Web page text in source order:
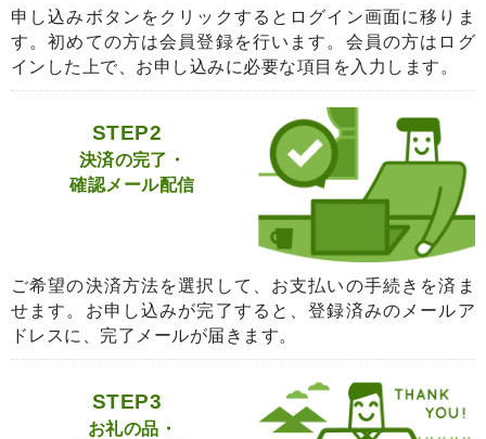
申し込みボタンをクリックするとログイン画面に移りま
す。初めての方は会員登録を行います。会員の方はログ
インした上で、お申し込みに必要な項目を入力します。
STEP2
決済の完了・
確認メール配信
ご希望の決済方法を選択して、お支払いの手続きを済ま
せます。お申し込みが完了すると、登録済みのメールア
ドレスに、完了メールが届きます。
STEP3
お礼の品・